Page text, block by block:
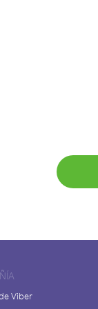
Viber